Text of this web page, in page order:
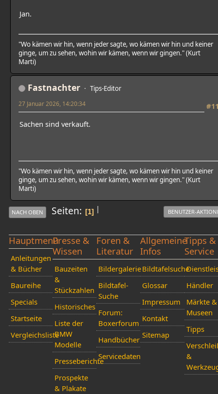
Jan.
"Wo kämen wir hin, wenn jeder sagte, wo kämen wir hin und keiner
ginge, um zu sehen, wohin wir kämen, wenn wir gingen." (Kurt
Marti)
Fastnachter Tips-Editor
27 Januar 2026, 14:20:34
Sachen sind verkauft.
"Wo kämen wir hin, wenn jeder sagte, wo kämen wir hin und keiner
ginge, um zu sehen, wohin wir kämen, wenn wir gingen." (Kurt
Marti)
|
NACH OBEN Seiten 1 BENUTZER-
Hauptmenü
Anleitungen
& Bücher
Baureihe
Specials
Startseite
Vergleichsliste
Presse &
Wissen
Bauzeiten
&
Stückzahlen
Historisches
Liste der
BMW
Modelle
Presseberichte
Prospekte
& Plakate
Foren &
Literatur
Bildergalerie
Bildtafel-
Suche
Forum:
Boxerforum
Handbücher
Servicedaten
Allgemeine
Infos
Bildtafelsuche
Glossar
Impressum
Kontakt
Sitemap
Tipps &
Service
Händler
Märkte &
Museen
Tipps
&